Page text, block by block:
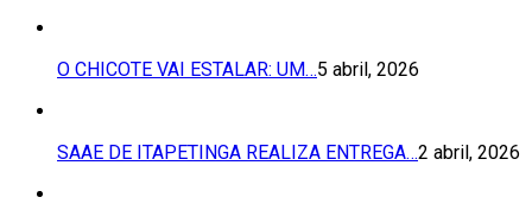
O CHICOTE VAI ESTALAR: UM…5 abril, 2026
SAAE DE ITAPETINGA REALIZA ENTREGA…2 abril, 2026